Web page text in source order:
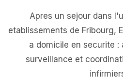
Apres un sejour dans
etablissements de Fribourg,
a domicile en securite :
surveillance et